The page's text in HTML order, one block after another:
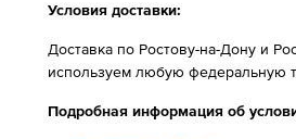
Условия доставки:
Доставка по Ростову-на-Дону и
используем любую федеральную
Подробная информация об